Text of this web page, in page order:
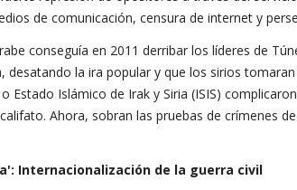
de comunicación, censura de internet y
conseguía en 2011 derribar los líderes de
desatando la ira popular y que los sirios
o Estado Islámico de Irak y Siria (ISIS)
Ahora, sobran las pruebas de crímenes
Internacionalización de la guerra civil